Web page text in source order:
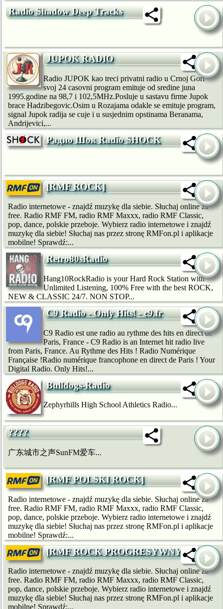
Radio Shadow Deep Tracks
JUPOK RADIO
Radio JUPOK kao treci privatni radio u Crnoj Gori
svoj 24 casovni program emituje od sredine juna
1995.godine na 98,7 i 102,5MHz.Posluje u sastavu firme Jupok
brace Hadzibegovic.Osim u Rozajama odakle se emituje program,
signal Jupok radija se cuje i u susjednim opstinama Beranama,
Andrijevici,...
Радио Шок Radio SHOCK
[RMF ROCK]
Radio internetowe - znajdź muzykę dla siebie. Słuchaj online za
free. Radio RMF FM, radio RMF Maxxx, radio RMF Classic,
pop, dance, polskie przeboje. Wybierz radio internetowe i znajdź
muzykę dla siebie! Słuchaj nas przez stronę RMFon.pl i aplikacje
mobilne! Sprawdź:...
Retro80sRadio
Hang10RockRadio is your Hard Rock Station with
Unlimited Listening, 100% Free with the best ROCK,
NEW & CLASSIC 24/7. NON STOP...
C9 Radio - Only Hits! - c9.fr
C9 Radio est une radio au rythme des hits en direct de
Paris, France - C9 Radio is an Internet hit radio live
from Paris, France. Au Rythme des Hits ! Radio Numérique
Française !Radio numérique francophone en direct de Paris ! Your
Digital Radio. Only Hits!...
Bulldogs-Radio
Zephyrhills High School Athletics Radio...
????
广东城市之声SunFM爱车...
[RMF POLSKI ROCK]
Radio internetowe - znajdź muzykę dla siebie. Słuchaj online za
free. Radio RMF FM, radio RMF Maxxx, radio RMF Classic,
pop, dance, polskie przeboje. Wybierz radio internetowe i znajdź
muzykę dla siebie! Słuchaj nas przez stronę RMFon.pl i aplikacje
mobilne! Sprawdź:...
[RMF ROCK PROGRESYWNY]
Radio internetowe - znajdź muzykę dla siebie. Słuchaj online za
free. Radio RMF FM, radio RMF Maxxx, radio RMF Classic,
pop, dance, polskie przeboje. Wybierz radio internetowe i znajdź
muzykę dla siebie! Słuchaj nas przez stronę RMFon.pl i aplikacje
mobilne! Sprawdź:...